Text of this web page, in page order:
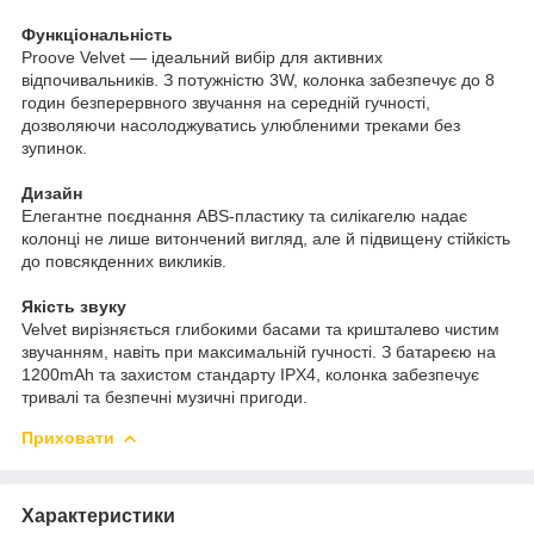
Функціональність
Proove Velvet — ідеальний вибір для активних
відпочивальників. З потужністю 3W, колонка забезпечує до 8
годин безперервного звучання на середній гучності,
дозволяючи насолоджуватись улюбленими треками без
зупинок.
Дизайн
Елегантне поєднання ABS-пластику та силікагелю надає
колонці не лише витончений вигляд, але й підвищену стійкість
до повсякденних викликів.
Якість звуку
Velvet вирізняється глибокими басами та кришталево чистим
звучанням, навіть при максимальній гучності. З батареєю на
1200mAh та захистом стандарту IPX4, колонка забезпечує
тривалі та безпечні музичні пригоди.
Приховати
Характеристики